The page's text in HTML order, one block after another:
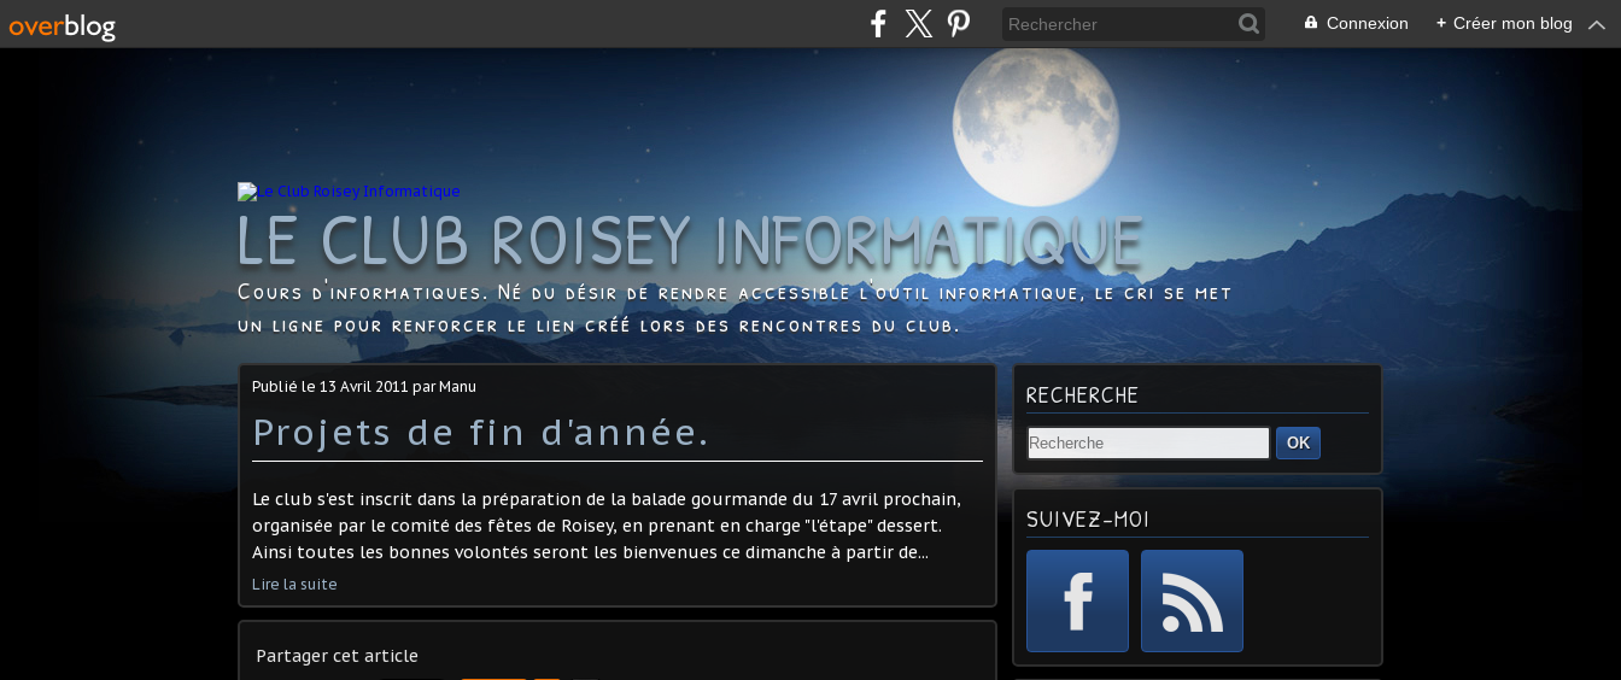
Connexion + Créer mon blog
LE CLUB ROISEY INFORMATIQUE
Cours d'informatiques. Né du désir de rendre accessible l'outil informatique, le cri se met
un ligne pour renforcer le lien créé lors des rencontres du club.
Publié le 13 Avril 2011 par Manu
Projets de fin d'année.
Le club s'est inscrit dans la préparation de la balade gourmande du 17 avril prochain,
organisée par le comité des fêtes de Roisey, en prenant en charge "l'étape" dessert.
Ainsi toutes les bonnes volontés seront les bienvenues ce dimanche à partir de...
Lire la suite
Partager cet article
RECHERCHE
OK
SUIVEZ-MOI